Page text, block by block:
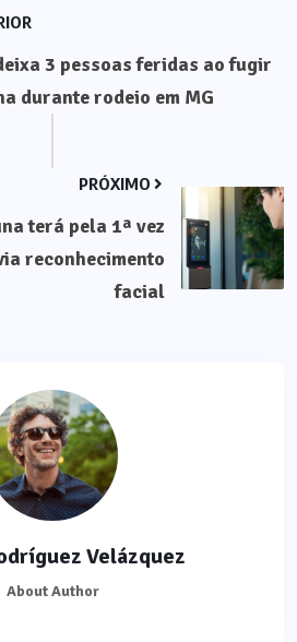
3 pessoas feridas ao fugir
durante rodeio em MG
PRÓXIMO
terá pela 1ª vez
reconhecimento
facial
Velázquez
About Author